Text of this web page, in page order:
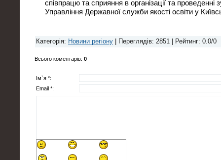
співпрацю та сприяння в організації та проведенні
Управління Державної служби якості освіти у
Категорія: Новини регіону Переглядів: 2851 | Рейтинг: 0.0/0
Всього коментарів: 0
Ім`я *:
Email *: